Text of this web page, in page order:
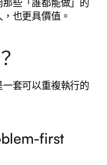
些「誰都能做」的
也更具價值。
套可以重複執行的
first